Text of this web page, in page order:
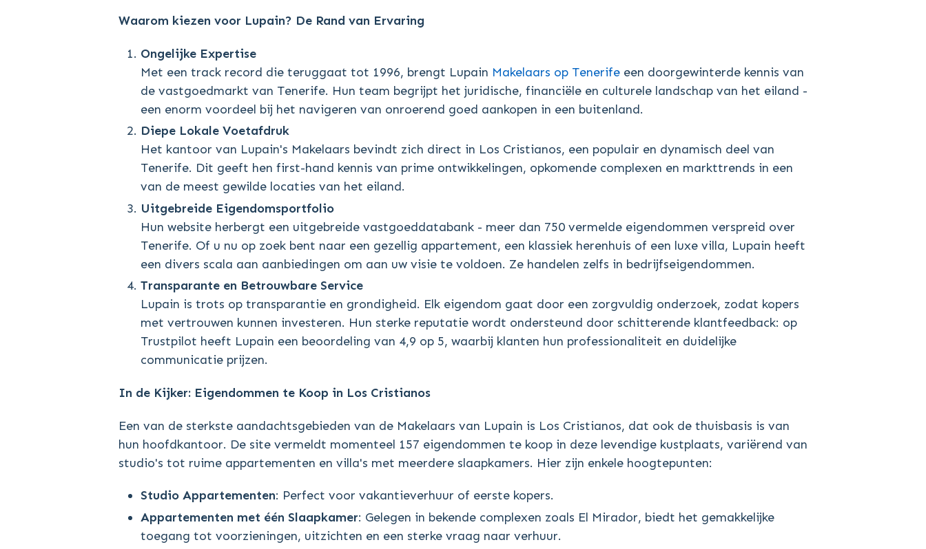
Waarom kiezen voor Lupain? De Rand van Ervaring
Ongelijke Expertise
Met een track record die teruggaat tot 1996, brengt Lupain Makelaars op Tenerife een doorgewinterde kennis van
de vastgoedmarkt van Tenerife. Hun team begrijpt het juridische, financiële en culturele landschap van het eiland -
een enorm voordeel bij het navigeren van onroerend goed aankopen in een buitenland.
Diepe Lokale Voetafdruk
Het kantoor van Lupain's Makelaars bevindt zich direct in Los Cristianos, een populair en dynamisch deel van
Tenerife. Dit geeft hen first-hand kennis van prime ontwikkelingen, opkomende complexen en markttrends in een
van de meest gewilde locaties van het eiland.
Uitgebreide Eigendomsportfolio
Hun website herbergt een uitgebreide vastgoeddatabank - meer dan 750 vermelde eigendommen verspreid over
Tenerife. Of u nu op zoek bent naar een gezellig appartement, een klassiek herenhuis of een luxe villa, Lupain heeft
een divers scala aan aanbiedingen om aan uw visie te voldoen. Ze handelen zelfs in bedrijfseigendommen.
Transparante en Betrouwbare Service
Lupain is trots op transparantie en grondigheid. Elk eigendom gaat door een zorgvuldig onderzoek, zodat kopers
met vertrouwen kunnen investeren. Hun sterke reputatie wordt ondersteund door schitterende klantfeedback: op
Trustpilot heeft Lupain een beoordeling van 4,9 op 5, waarbij klanten hun professionaliteit en duidelijke
communicatie prijzen.
In de Kijker: Eigendommen te Koop in Los Cristianos
Een van de sterkste aandachtsgebieden van de Makelaars van Lupain is Los Cristianos, dat ook de thuisbasis is van
hun hoofdkantoor. De site vermeldt momenteel 157 eigendommen te koop in deze levendige kustplaats, variërend van
studio's tot ruime appartementen en villa's met meerdere slaapkamers. Hier zijn enkele hoogtepunten:
Studio Appartementen: Perfect voor vakantieverhuur of eerste kopers.
Appartementen met één Slaapkamer: Gelegen in bekende complexen zoals El Mirador, biedt het gemakkelijke
toegang tot voorzieningen, uitzichten en een sterke vraag naar verhuur.